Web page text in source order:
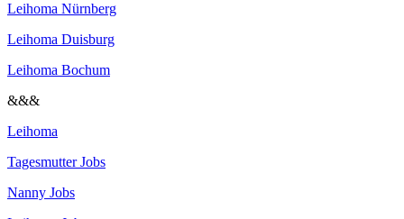
Leihoma Nürnberg
Leihoma Duisburg
Leihoma Bochum
&&&
Leihoma
Tagesmutter Jobs
Nanny Jobs